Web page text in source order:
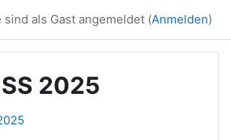
sind als Gast angemeldet (Anmelden)
2025